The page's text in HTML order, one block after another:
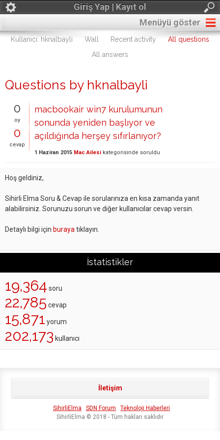
Giriş Yap | Kayıt ol
Menüyü göster
Kullanıcı: hknalbayli Wall Recent activity
All questions
All answers
Questions by hknalbayli
0
oy
0
cevap
macbookair win7 kurulumunun
sonunda yeniden başlıyor ve
açıldığında herşey sıfırlanıyor?
1 Haziran 2015 Mac Ailesi kategorisinde soruldu
Hoş geldiniz,
Sihirli Elma Soru & Cevap ile sorularınıza en kısa zamanda yanıt
alabilirsiniz. Sorunuzu sorun ve diğer kullanıcılar cevap versin.
Detaylı bilgi için buraya tıklayın.
İstatistikler
19,364 soru
22,785 cevap
15,871 yorum
202,173 kullanıcı
İletişim
SihirliElma SDN Forum
Teknoloji Haberleri
SihirliElma © 2018 - Tüm hakları saklıdır